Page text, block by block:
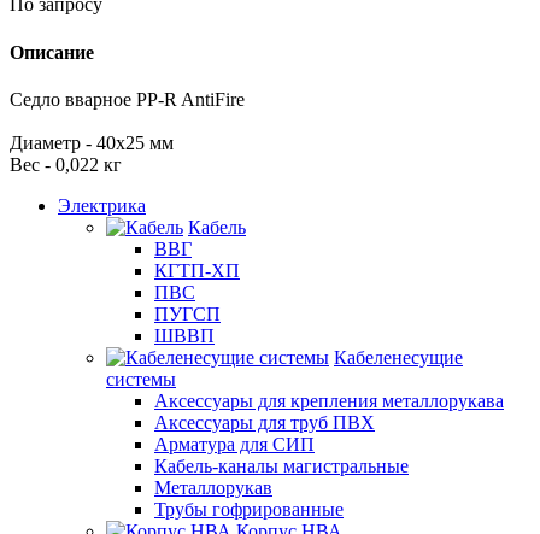
По запросу
Описание
Седло вварное PP-R AntiFire
Диаметр - 40х25 мм
Вес - 0,022 кг
Электрика
Кабель
ВВГ
КГТП-ХП
ПВС
ПУГСП
ШВВП
Кабеленесущие
системы
Аксессуары для крепления металлорукава
Аксессуары для труб ПВХ
Арматура для СИП
Кабель-каналы магистральные
Металлорукав
Трубы гофрированные